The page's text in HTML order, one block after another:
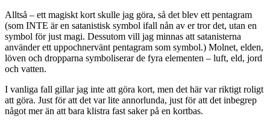
Alltså – ett magiskt kort skulle jag göra, så det blev ett pentagram
(som INTE är en satanistisk symbol ifall nån av er tror det, utan en
symbol för just magi. Dessutom vill jag minnas att satanisterna
använder ett uppochnervänt pentagram som symbol.) Molnet, elden,
löven och dropparna symboliserar de fyra elementen – luft, eld, jord
och vatten.
I vanliga fall gillar jag inte att göra kort, men det här var riktigt roligt
att göra. Just för att det var lite annorlunda, just för att det inbegrep
något mer än att bara klistra fast saker på en kortbas.